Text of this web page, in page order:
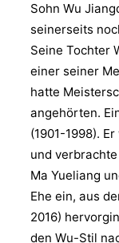
Sohn Wu
seinerseits
Seine Tochter
einer seiner
hatte
angehörten.
(1901-1998).
und
Ma Yueliang
Ehe ein, aus
2016)
den Wu-Stil